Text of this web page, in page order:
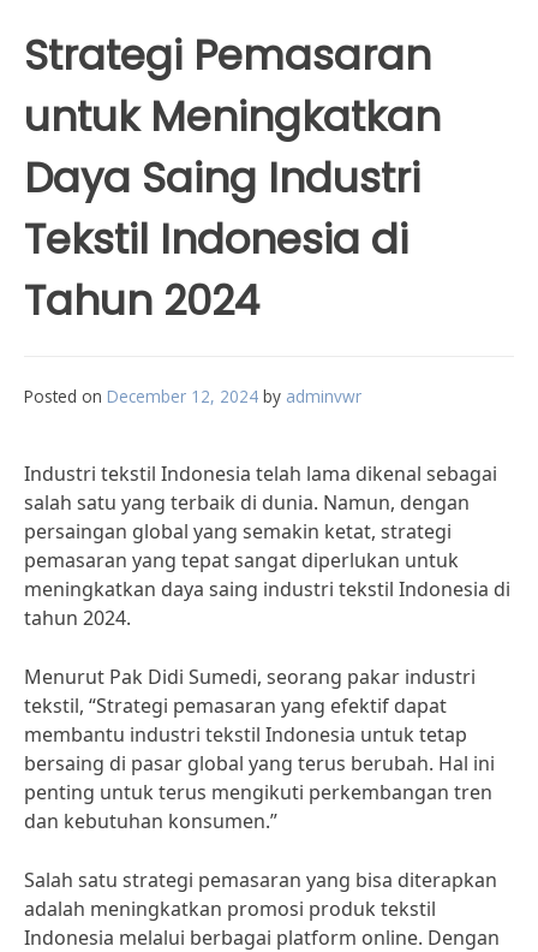
Strategi Pemasaran
untuk Meningkatkan
Daya Saing Industri
Tekstil Indonesia di
Tahun 2024
Posted on December 12, 2024 by adminvwr
Industri tekstil Indonesia telah lama dikenal sebagai
salah satu yang terbaik di dunia. Namun, dengan
persaingan global yang semakin ketat, strategi
pemasaran yang tepat sangat diperlukan untuk
meningkatkan daya saing industri tekstil Indonesia di
tahun 2024.
Menurut Pak Didi Sumedi, seorang pakar industri
tekstil, “Strategi pemasaran yang efektif dapat
membantu industri tekstil Indonesia untuk tetap
bersaing di pasar global yang terus berubah. Hal ini
penting untuk terus mengikuti perkembangan tren
dan kebutuhan konsumen.”
Salah satu strategi pemasaran yang bisa diterapkan
adalah meningkatkan promosi produk tekstil
Indonesia melalui berbagai platform online. Dengan